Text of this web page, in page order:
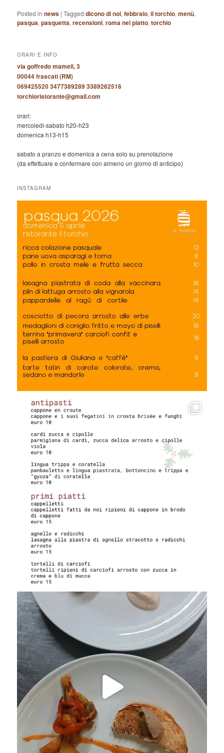
Posted in news |Tagged dicono di noi,febbraio,il torchio,menù,
pasqua,pasquetta,recensioni,roma nel piatto,torchio
ORARI E INFO
via goffredo mameli, 3
00044 frascati (RM)
069425520 3477389289 3389262516
torchioristorante@gmail.com
orari:
mercoledì-sabato h20-h23
domenica h13-h15
sabato a pranzo e domenica a cena solo su prenotazione
(da effettuare e confermare con almeno un giorno di anticipo)
INSTAGRAM